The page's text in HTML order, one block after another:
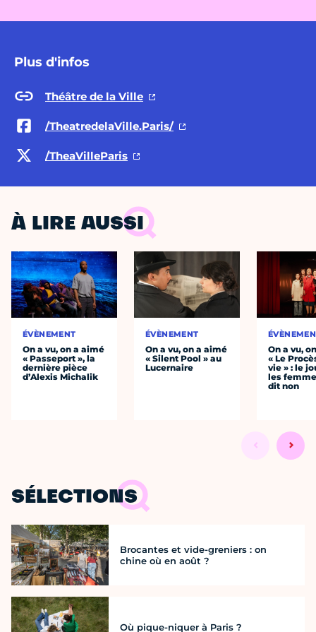
Plus d'infos
Théâtre de la Ville
/TheatredelaVille.Paris/
/TheaVilleParis
À LIRE AUSSI
ÉVÈNEMENT
On a vu, on a aimé
« Passeport », la
dernière pièce
d’Alexis Michalik
ÉVÈNEMENT
On a vu, on a aimé
« Silent Pool » au
Lucernaire
On a vu,
« Le
vie » : le
les
dit non
SÉLECTIONS
Brocantes et vide-greniers : on
chine où en août ?
Où pique-niquer à Paris ?